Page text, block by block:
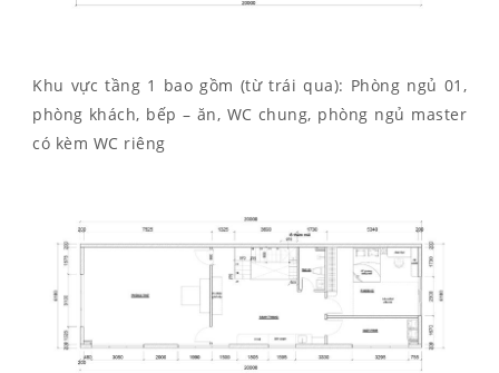
Khu vực tầng 1 bao gồm (từ trái qua): Phòng ngủ 01,
phòng khách, bếp – ăn, WC chung, phòng ngủ master
có kèm WC riêng